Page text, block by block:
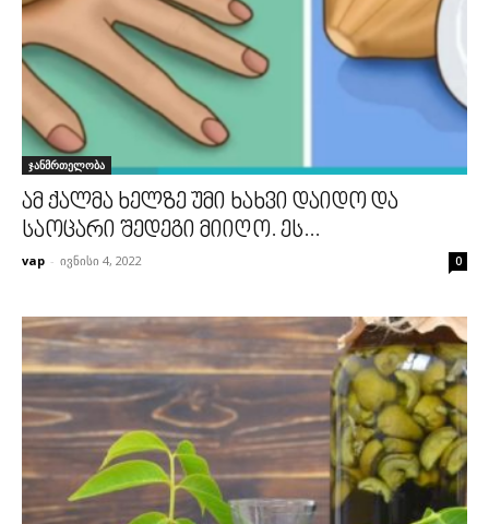
ჯანმრთელობა
ამ ქალმა ხელზე უმი ხახვი დაიდო და
საოცარი შედეგი მიიღო. ეს...
vap - ივნისი 4, 2022 0